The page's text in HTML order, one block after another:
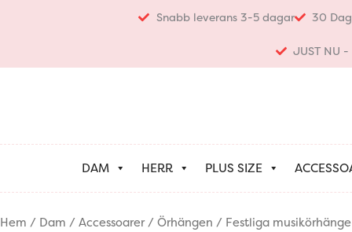
Snabb leverans 3-5 dagar 30
JUST NU
DAM HERR PLUS SIZE
Hem / Dam / Accessoarer/ Örhängen / Festliga